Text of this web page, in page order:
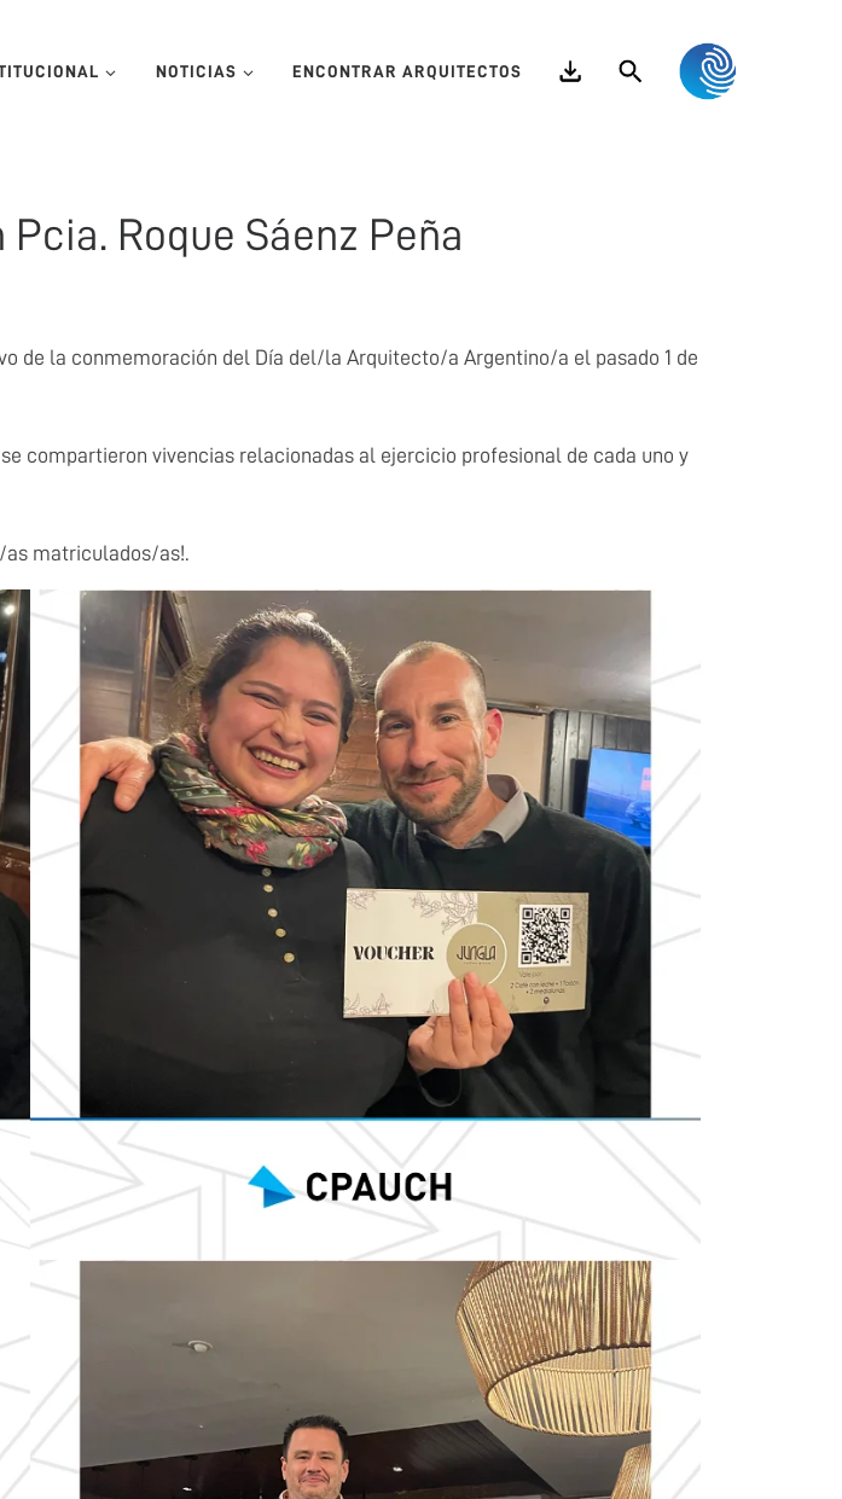
NOTICIAS ENCONTRAR ARQUITECTOS Search
Roque Sáenz Peña
de la conmemoración del Día del/la Arquitecto/a Argentino/a el pasado 1 de
compartieron vivencias relacionadas al ejercicio profesional de cada uno y
as matriculados/as!.